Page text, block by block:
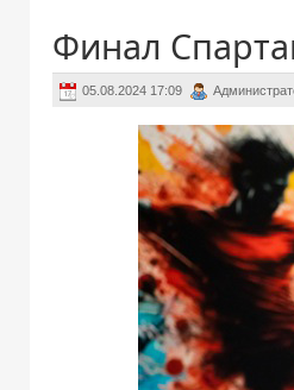
Финал
05.08.2024 17:09